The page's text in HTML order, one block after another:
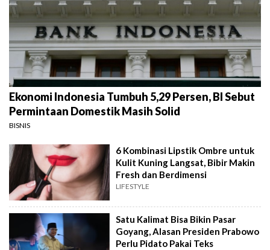
Ekonomi Indonesia Tumbuh 5,29 Persen, BI Sebut
Permintaan Domestik Masih Solid
BISNIS
6 Kombinasi Lipstik Ombre untuk
Kulit Kuning Langsat, Bibir Makin
Fresh dan Berdimensi
LIFESTYLE
Satu Kalimat Bisa Bikin Pasar
Goyang, Alasan Presiden Prabowo
Perlu Pidato Pakai Teks